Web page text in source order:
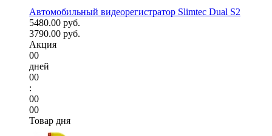
Автомобильный видеорегистратор Slimtec Dual S2
5480.00 руб.
3790.00 руб.
Акция
00
дней
00
:
00
00
Товар дня